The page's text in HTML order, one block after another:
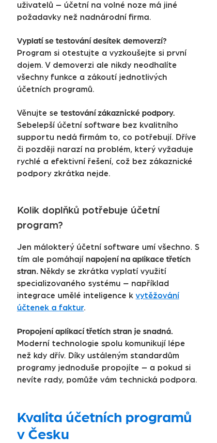
uživatelů – účetní na volné noze má jiné
požadavky než nadnárodní firma.
Vyplatí se testování desítek demoverzí?
Program si otestujte a vyzkoušejte si první
dojem. V demoverzi ale nikdy neodhalíte
všechny funkce a zákoutí jednotlivých
účetních programů.
Věnujte se testování zákaznické podpory.
Sebelepší účetní software bez kvalitního
supportu nedá firmám to, co potřebují. Dříve
či později narazí na problém, který vyžaduje
rychlé a efektivní řešení, což bez zákaznické
podpory zkrátka nejde.
Kolik doplňků potřebuje účetní
program?
Jen málokterý účetní software umí všechno. S
tím ale pomáhají napojení na aplikace třetích
stran. Někdy se zkrátka vyplatí využití
specializovaného systému – například
integrace umělé inteligence k vytěžování
účtenek a faktur.
Propojení aplikací třetích stran je snadná.
Moderní technologie spolu komunikují lépe
než kdy dřív. Díky ustáleným standardům
programy jednoduše propojíte – a pokud si
nevíte rady, pomůže vám technická podpora.
Kvalita účetních programů
v Česku